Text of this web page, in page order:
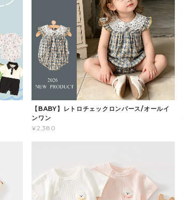
【BABY】レトロチェックロンパース/オールイ
ンワン
¥2,380